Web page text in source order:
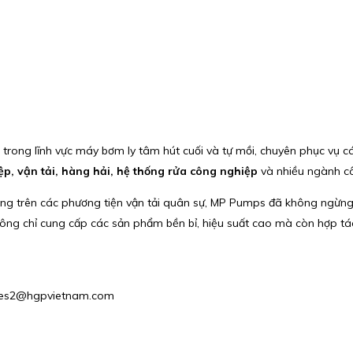
lĩnh vực máy bơm ly tâm hút cuối và tự mồi, chuyên phục vụ
vận tải, hàng hải, hệ thống rửa công nghiệp và nhiều ngành
trên các phương tiện vận tải quân sự, MP Pumps đã không
chỉ cung cấp các sản phẩm bền bỉ, hiệu suất cao mà còn hợp